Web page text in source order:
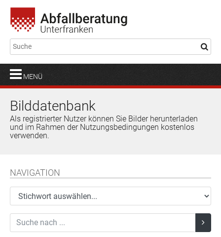
MENÜ
Bilddatenbank
Als registrierter Nutzer können Sie Bilder herunterladen
und im Rahmen der Nutzungsbedingungen kostenlos
verwenden.
NAVIGATION